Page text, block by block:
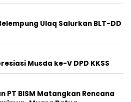
Ulaq Salurkan BLT-DD
Musda ke-V DPD KKSS
PT BISM Matangkan Rencana